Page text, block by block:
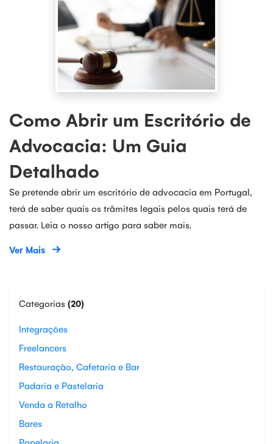
Como Abrir um Escritório de
Advocacia: Um Guia
Detalhado
Se pretende abrir um escritório de advocacia em Portugal,
terá de saber quais os trâmites legais pelos quais terá de
passar. Leia o nosso artigo para saber mais.
Ver Mais
Categorias (20)
Integrações
Freelancers
Restauração, Cafetaria e Bar
Padaria e Pastelaria
Venda a Retalho
Bares